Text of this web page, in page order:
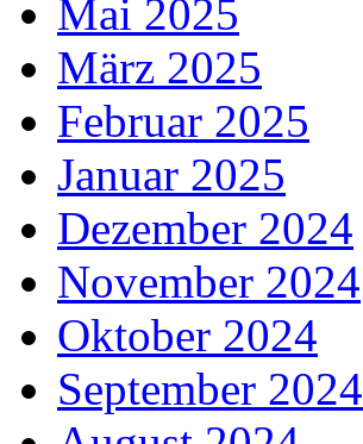
Mai 2025
März 2025
Februar 2025
Januar 2025
Dezember 2024
November 2024
Oktober 2024
September 2024